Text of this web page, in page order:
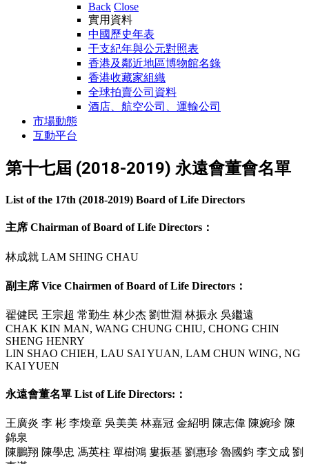
Back Close
實用資料
中國歷史年表
干支紀年與公元對照表
香港及鄰近地區博物館名錄
香港收藏家組織
全球拍賣公司資料
酒店、航空公司、運輸公司
市場動態
互動平台
第十七屆 (2018-2019) 永遠會董會名單
List of the 17th (2018-2019) Board of Life Directors
主席 Chairman of Board of Life Directors：
林成就 LAM SHING CHAU
副主席 Vice Chairmen of Board of Life Directors：
翟健民 王宗超 常勤生 林少杰 劉世淵 林振永 吳繼遠
CHAK KIN MAN, WANG CHUNG CHIU, CHONG CHIN
SHENG HENRY
LIN SHAO CHIEH, LAU SAI YUAN, LAM CHUN WING, NG
KAI YUEN
永遠會董名單 List of Life Directors:：
王廣炎 李 彬 李煥章 吳美美 林嘉冠 金紹明 陳志偉 陳婉珍 陳
錦泉
陳鵬翔 陳學忠 馮英柱 單樹鴻 婁振基 劉惠珍 魯國鈞 李文成 劉